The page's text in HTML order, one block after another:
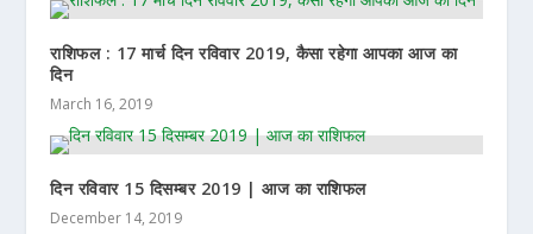
राशिफल : 17 मार्च दिन रविवार 2019, कैसा रहेगा आपका आज का
दिन
March 16, 2019
दिन रविवार 15 दिसम्बर 2019 | आज का राशिफल
December 14, 2019